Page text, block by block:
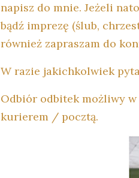
napisz do mnie. Jeżeli
bądź imprezę (ślub,
również zapraszam do
W razie jakichkolwiek
Odbiór odbitek możliwy w
kurierem / pocztą.